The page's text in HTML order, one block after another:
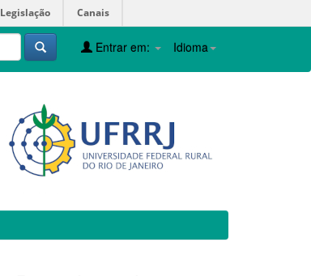
Legislação Canais
Idioma
Entrar em: